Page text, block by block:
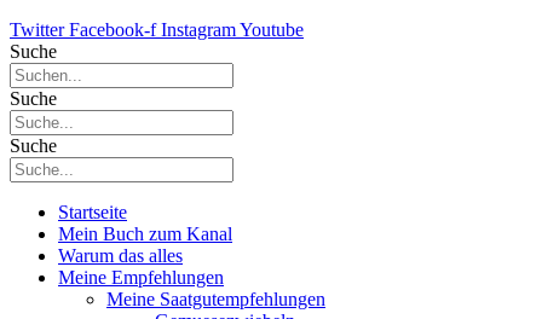
Twitter Facebook-f InstagramYoutube
Suche
Suche
Suche
Startseite
Mein Buch zum Kanal
Warum das alles
Meine Empfehlungen
Meine Saatgutempfehlungen